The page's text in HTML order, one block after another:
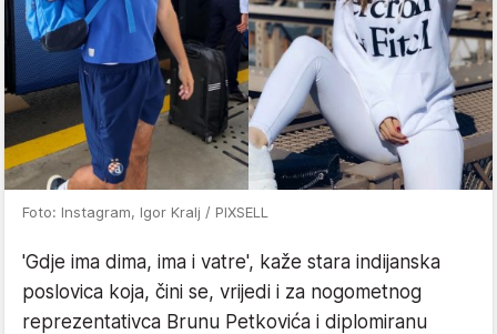
Foto: Instagram, Igor Kralj / PIXSELL
'Gdje ima dima, ima i vatre', kaže stara indijanska
poslovica koja, čini se, vrijedi i za nogometnog
reprezentativca Brunu Petkovića i diplomiranu